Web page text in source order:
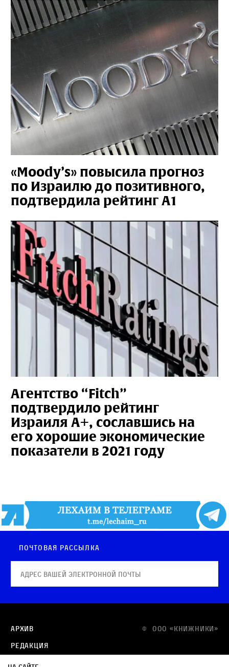
«Moody’s» повысила прогноз
по Израилю до позитивного,
подтвердила рейтинг A1
Агентство “Fitch”
подтвердило рейтинг
Израиля A+, сославшись на
его хорошие экономические
показатели в 2021 году
Почтовая рассылка
© OOO «КНИЖНИКИ»
Архив
Редакция
Медиа-кит